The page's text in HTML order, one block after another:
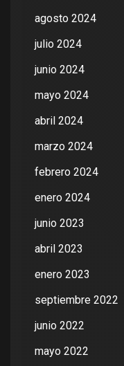
agosto 2024
julio 2024
junio 2024
mayo 2024
abril 2024
marzo 2024
febrero 2024
enero 2024
junio 2023
abril 2023
enero 2023
septiembre 2022
junio 2022
mayo 2022